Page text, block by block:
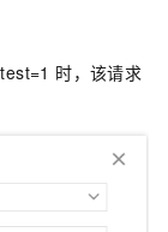
时，该请求